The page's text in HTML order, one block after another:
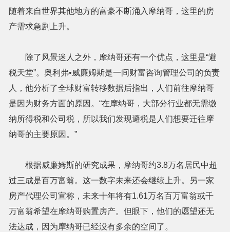
随着来自世界其他地方的富豪不断涌入摩纳哥，这里的房
产需求急剧上升。
除了风景迷人之外，摩纳哥还有一个优点，这里是“避
税天堂”。奥利弗•威廉姆斯是一间财富咨询管理公司的负责
人，他分析了全球财富转移数据后指出，人们前往摩纳哥
是因为财务方面的原因。“在摩纳哥，大部分行业都无需缴
纳所得税和公司税，所以我们发现避税是人们想要迁往摩
纳哥的主要原因。”
根据威廉姆斯的研究成果，摩纳哥约3.8万名居民中超
过三成是百万富翁。这一数字未来还会继续上升。另一家
房产代理公司宣称，未来十年将有1.61万名百万富翁或千
万富翁希望在摩纳哥购置房产。但眼下，他们的愿望还无
法达成，因为摩纳哥已经没有多余的空间了。